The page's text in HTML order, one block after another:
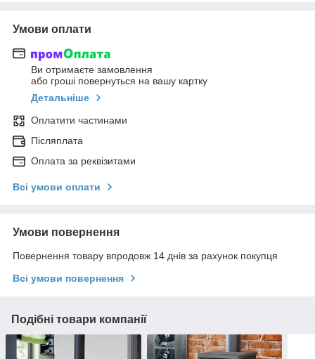
Умови оплати
Ви отримаєте замовлення
або гроші повернуться на вашу картку
Детальніше
Оплатити частинами
Післяплата
Оплата за реквізитами
Всі умови оплати
Умови повернення
Повернення товару впродовж 14 днів за рахунок покупця
Всі умови повернення
Подібні товари компанії